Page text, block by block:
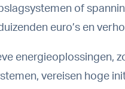
of
euro’s en
energieoplossingen,
, vereisen hoge